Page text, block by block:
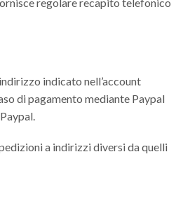
indicato nell’account
di pagamento mediante Paypal
a indirizzi diversi da quelli